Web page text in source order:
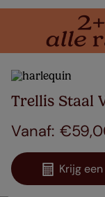
Trellis Staal
€59,
Krijg